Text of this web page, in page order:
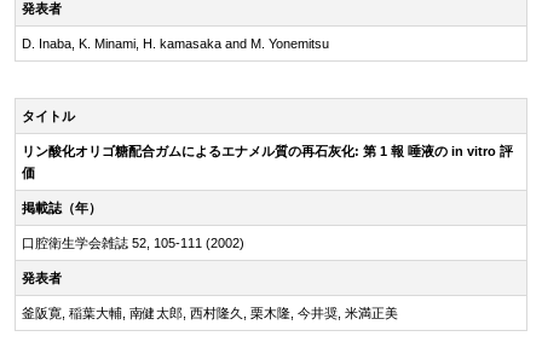
発表者
D. Inaba, K. Minami, H. kamasaka and M. Yonemitsu
タイトル
リン酸化オリゴ糖配合ガムによるエナメル質の再石灰化: 第 1 報 唾液の in vitro 評
価
掲載誌（年）
口腔衛生学会雑誌 52, 105-111 (2002)
発表者
釜阪寛, 稲葉大輔, 南健太郎, 西村隆久, 栗木隆, 今井奨, 米満正美